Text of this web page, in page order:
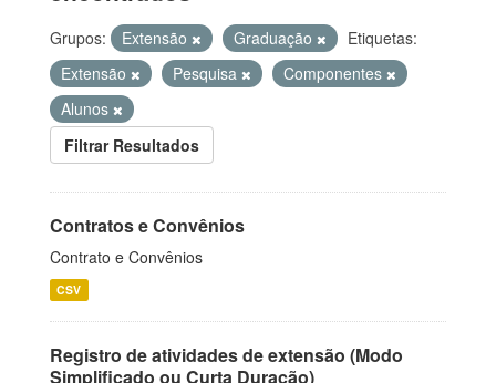
Grupos: Extensão Graduação
Etiquetas:
Extensão
Pesquisa
Componentes
Alunos
Filtrar Resultados
Contratos e Convênios
Contrato e Convênios
CSV
Registro de atividades de extensão (Modo
Simplificado ou Curta Duração)